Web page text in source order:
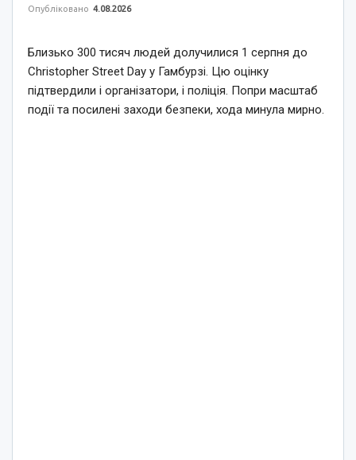
Опубліковано 4.08.2026
Близько 300 тисяч людей долучилися 1 серпня до
Christopher Street Day у Гамбурзі. Цю оцінку
підтвердили і організатори, і поліція. Попри масштаб
події та посилені заходи безпеки, хода минула мирно.